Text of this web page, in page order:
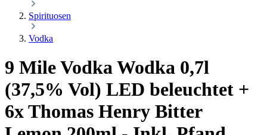
Spirituosen
Vodka
9 Mile Vodka Wodka 0,7l
(37,5% Vol) LED beleuchtet +
6x Thomas Henry Bitter